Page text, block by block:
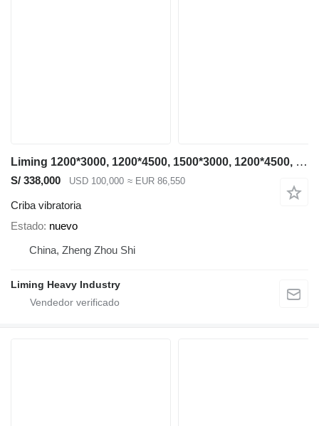
Liming 1200*3000, 1200*4500, 1500*3000, 1200*4500, 1500*3000, 1500*4500
S/ 338,000 USD 100,000 ≈ EUR 86,550
Criba vibratoria
Estado nuevo
China, Zheng Zhou Shi
Liming Heavy Industry